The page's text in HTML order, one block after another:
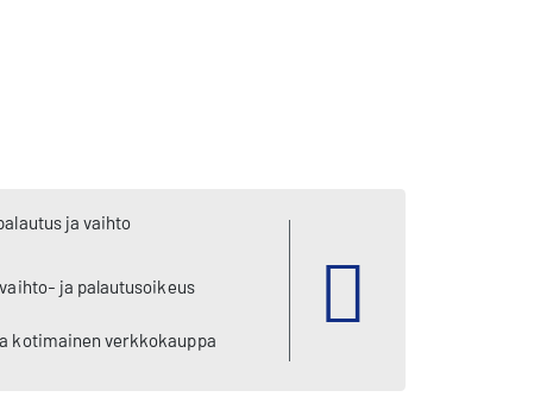
ja vaihto
ja palautusoikeus
kotimainen verkkokauppa